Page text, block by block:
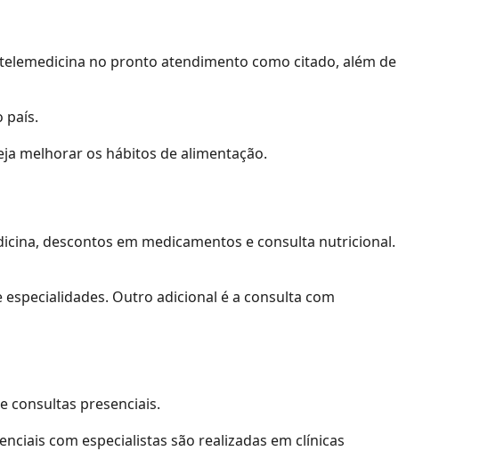
no pronto atendimento como citado, além de
país.
melhorar os hábitos de alimentação.
descontos em medicamentos e consulta nutricional.
Outro adicional é a consulta com
consultas presenciais.
com especialistas são realizadas em clínicas